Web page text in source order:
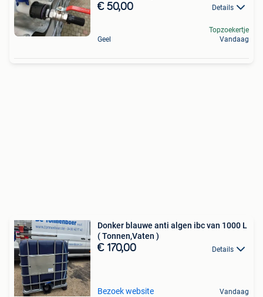
€ 50,00 Details
Geel
Topzoekertje
Vandaag
Donker blauwe anti algen ibc van 1000 L
( Tonnen,Vaten )
€ 170,00 Details
Bezoek website Vandaag